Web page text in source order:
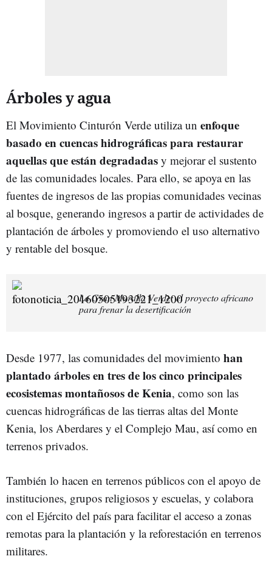
Árboles y agua
El Movimiento Cinturón Verde utiliza un enfoque
basado en cuencas hidrográficas para restaurar
aquellas que están degradadas y mejorar el sustento
de las comunidades locales. Para ello, se apoya en las
fuentes de ingresos de las propias comunidades vecinas
al bosque, generando ingresos a partir de actividades de
plantación de árboles y promoviendo el uso alternativo
y rentable del bosque.
La Gran Muralla Verde: el proyecto africano
para frenar la desertificación
Desde 1977, las comunidades del movimiento han
plantado árboles en tres de los cinco principales
ecosistemas montañosos de Kenia, como son las
cuencas hidrográficas de las tierras altas del Monte
Kenia, los Aberdares y el Complejo Mau, así como en
terrenos privados.
También lo hacen en terrenos públicos con el apoyo de
instituciones, grupos religiosos y escuelas, y colabora
con el Ejército del país para facilitar el acceso a zonas
remotas para la plantación y la reforestación en terrenos
militares.